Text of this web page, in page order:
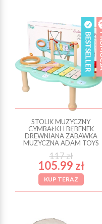
STOLIK MUZYCZNY
CYMBAŁKI I BĘBENEK
DREWNIANA ZABAWKA
MUZYCZNA ADAM TOYS
117 zł
105.99 zł
KUP TERAZ